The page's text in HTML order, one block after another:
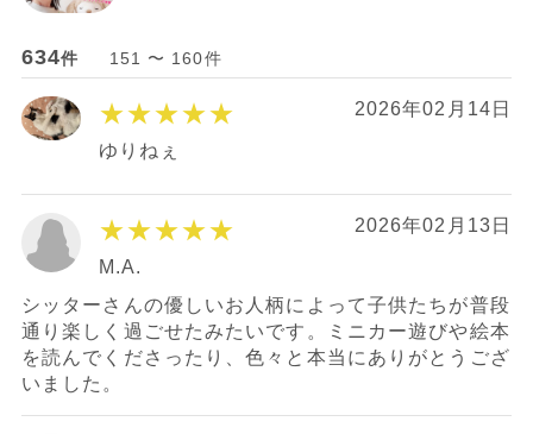
634件 151 〜 160件
★★★★★ 2026年02月14日
ゆりねぇ
★★★★★ 2026年02月13日
M.A.
シッターさんの優しいお人柄によって子供たちが普段
通り楽しく過ごせたみたいです。ミニカー遊びや絵本
を読んでくださったり、色々と本当にありがとうござ
いました。